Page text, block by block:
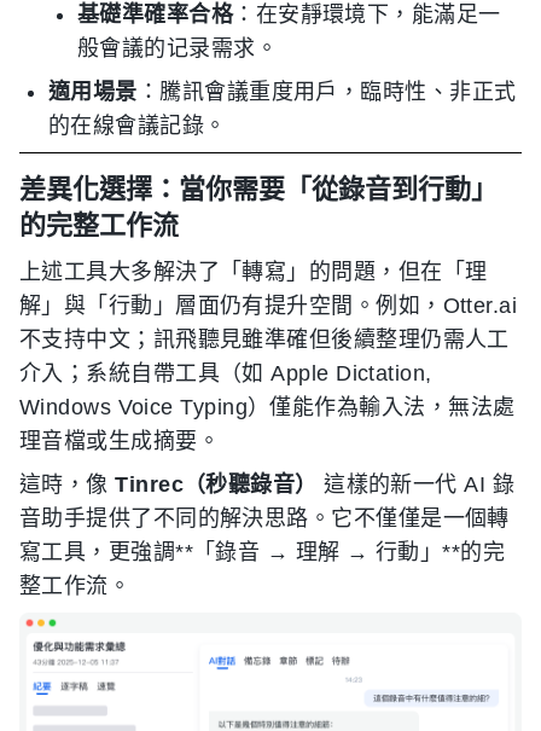
基礎準確率合格：在安靜環境下，能滿足一
般會議的记录需求。
適用場景 ：騰訊會議重度用戶，臨時性、非正式
的在線會議記錄。
差異化選擇：當你需要「從錄音到行動」
的完整工作流
上述工具大多解決了「轉寫」的問題，但在「理
解」與「行動」層面仍有提升空間。例如，Otter.ai
不支持中文；訊飛聽見雖準確但後續整理仍需人工
介入；系統自帶工具（如 Apple Dictation,
Windows Voice Typing）僅能作為輸入法，無法處
理音檔或生成摘要。
這時，像Tinrec（秒聽錄音）
這樣的新一代 AI 錄
音助手提供了不同的解決思路。它不僅僅是一個轉
寫工具，更強調**「錄音 → 理解 → 行動」**的完
整工作流。